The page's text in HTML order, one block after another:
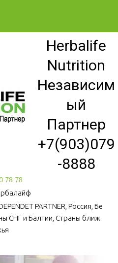
Herbalife
Nutrition
Независим
ый
Партнер
+7(903)079
-8888
78-78
PARTNER, Россия, Бе
СНГ и Балтии, Страны ближ